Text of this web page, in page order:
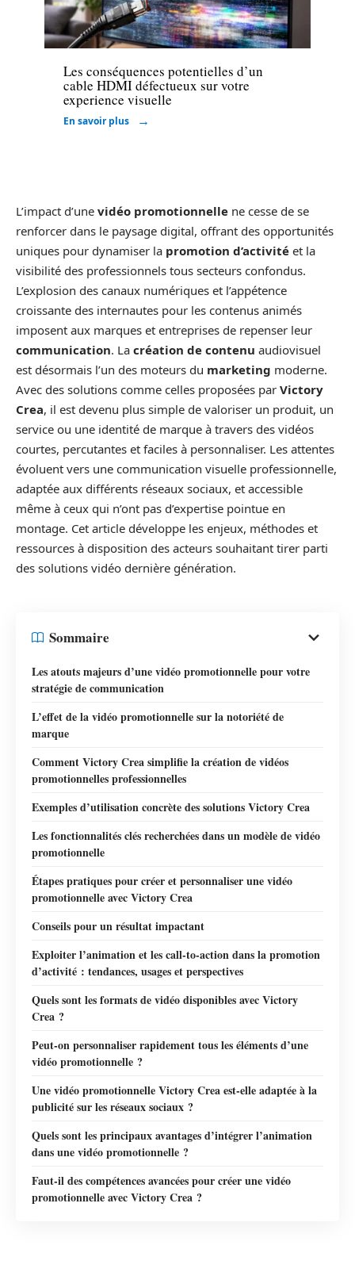
High-Tech
Les conséquences potentielles d’un
cable HDMI défectueux sur votre
experience visuelle
En savoir plus
L’impact d’une vidéo promotionnelle ne cesse de se
renforcer dans le paysage digital, offrant des opportunités
uniques pour dynamiser la promotion d’activité et la
visibilité des professionnels tous secteurs confondus.
L’explosion des canaux numériques et l’appétence
croissante des internautes pour les contenus animés
imposent aux marques et entreprises de repenser leur
communication. La création de contenu audiovisuel
est désormais l’un des moteurs du marketing moderne.
Avec des solutions comme celles proposées par Victory
Crea, il est devenu plus simple de valoriser un produit, un
service ou une identité de marque à travers des vidéos
courtes, percutantes et faciles à personnaliser. Les attentes
évoluent vers une communication visuelle professionnelle,
adaptée aux différents réseaux sociaux, et accessible
même à ceux qui n’ont pas d’expertise pointue en
montage. Cet article développe les enjeux, méthodes et
ressources à disposition des acteurs souhaitant tirer parti
des solutions vidéo dernière génération.
Sommaire
Les atouts majeurs d’une vidéo promotionnelle pour votre
stratégie de communication
L’effet de la vidéo promotionnelle sur la notoriété de
marque
Comment Victory Crea simplifie la création de vidéos
promotionnelles professionnelles
Exemples d’utilisation concrète des solutions Victory Crea
Les fonctionnalités clés recherchées dans un modèle de vidéo
promotionnelle
Étapes pratiques pour créer et personnaliser une vidéo
promotionnelle avec Victory Crea
Conseils pour un résultat impactant
Exploiter l’animation et les call-to-action dans la promotion
d’activité : tendances, usages et perspectives
Quels sont les formats de vidéo disponibles avec Victory
Crea ?
Peut-on personnaliser rapidement tous les éléments d’une
vidéo promotionnelle ?
Une vidéo promotionnelle Victory Crea est-elle adaptée à la
publicité sur les réseaux sociaux ?
Quels sont les principaux avantages d’intégrer l’animation
dans une vidéo promotionnelle ?
Faut-il des compétences avancées pour créer une vidéo
promotionnelle avec Victory Crea ?